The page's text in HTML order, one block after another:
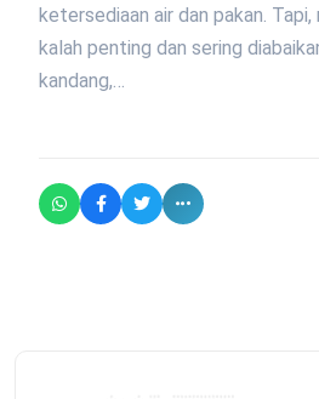
ketersediaan air dan pakan. Tapi,
kalah penting dan sering
kandang,…